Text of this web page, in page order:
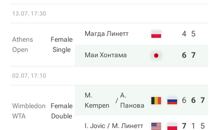
13.07, 17:30
Athens
Open
Female
Single
Магда Линетт 4 5
Маи Хонтама 6 7
02.07, 17:10
Wimbledon
WTA
Female
Double
M.
Kempen
А.
Панова
6 6 7
I. Jovic М. Линетт 7 1 5